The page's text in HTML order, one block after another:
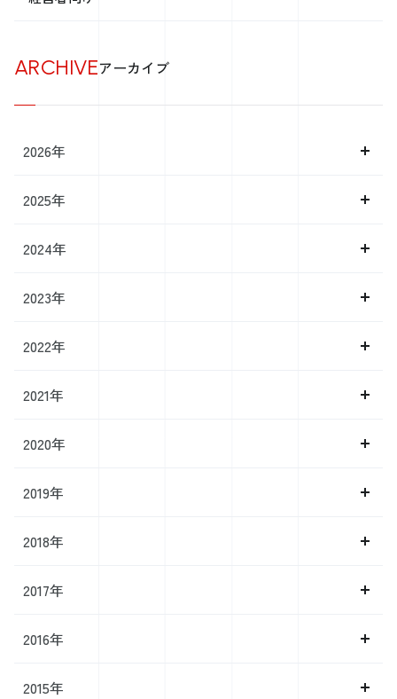
ARCHIVEアーカイブ
2026年
2025年
2024年
2023年
2022年
2021年
2020年
2019年
2018年
2017年
2016年
2015年